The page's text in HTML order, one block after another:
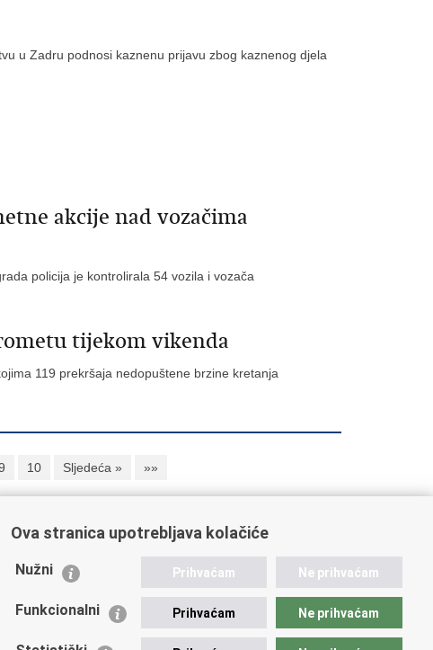
u Zadru podnosi kaznenu prijavu zbog kaznenog djela
akcije nad vozačima
policija je kontrolirala 54 vozila i vozača
tijekom vikenda
119 prekršaja nedopuštene brzine kretanja
10 Sljedeća » »»
Važne poveznice
Ministarstvo unutarnjih poslova
Udruge
Ova stranica upotrebljava kolačiće
Nužni Prihvaćam Ne prihvaćam
Funkcionalni Prihvaćam Ne prihvaćam